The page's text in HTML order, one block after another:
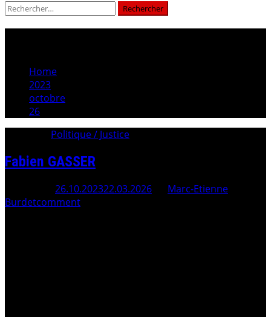
Rechercher :
Home
2023
octobre
26
Politique / Justice
Fabien GASSER
26.10.202322.03.2026
Marc-Etienne
Burdetcomment